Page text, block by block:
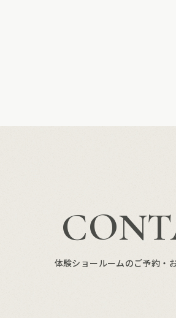
体験ショールームのご予約・